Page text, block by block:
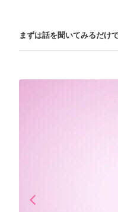
まずは話を聞いてみるだけ
arrow_back_iosPrevious